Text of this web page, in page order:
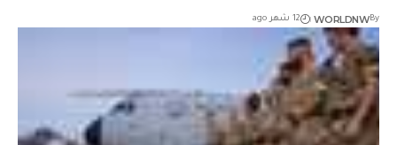
By
WORLDNW 12 شهر ago